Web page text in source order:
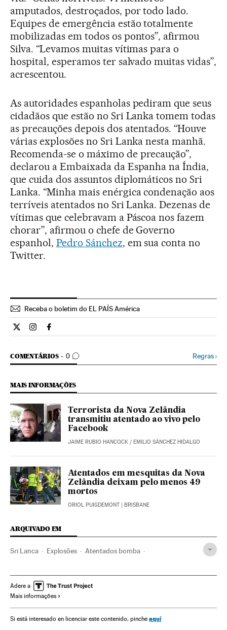
amputados, destroçados, por todo lado.
Equipes de emergência estão totalmente
mobilizadas em todos os pontos”, afirmou
Silva. “Levamos muitas vítimas para o
hospital, esperamos ter salvado muitas vidas”,
acrescentou.
As autoridades espanholas pediram que seus
cidadãos que estão no Sri Lanka tomem todas
as precauções depois dos atentados. “Houve
várias explosões no Sri Lanka nesta manhã.
Recomenda-se o máximo de precaução”,
declarou a Embaixada da Espanha na Índia,
que cuida dos assuntos diplomáticos no Sri
Lanka. “Minha mais enérgica condenação aos
terríveis atentados no Sri Lanka. Dezenas de
vítimas que celebravam a Páscoa nos fazem
chorar”, afirmou o chefe de Governo
espanhol, Pedro Sánchez, em sua conta no
Twitter.
Receba o boletim do EL PAÍS América
Internacional El País Brasil en Twitter
Internacional El País Brasil en Instagram
Internacional El País Brasil en Facebook
COMENTÁRIOS 0
COMENTÁRIOS Regras›
MAIS INFORMAÇÕES
Terrorista da Nova Zelândia
transmitiu atentado ao vivo pelo
Facebook
JAIME RUBIO HANCOCK / EMILIO SÁNCHEZ HIDALGO
Atentados em mesquitas da Nova
Zelândia deixam pelo menos 49
mortos
ORIOL PUIGDEMONT| BRISBANE
ARQUIVADO EM
Sri Lanca Explosões Atentados bomba
Acontecimentos Terrorismo
Adere a
Mais informações
Si está interesado en licenciar este contenido, pinche aquí